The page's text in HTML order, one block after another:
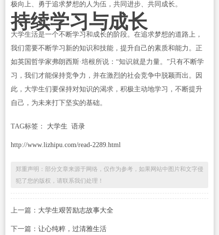
极向上、勇于追求梦想的人为伍，共同进步、共同成长。
持续学习与成长
大学生活是一个不断学习和成长的阶段。在追求梦想的道路上，
我们需要不断学习新的知识和技能，提升自己的素质和能力。正
如英国哲学家弗朗西斯·培根所说：“知识就是力量。”只有不断学
习，我们才能保持竞争力，并在激烈的社会竞争中脱颖而出。因
此，大学生们要保持对知识的渴求，积极主动地学习，不断提升
自己，为未来打下坚实的基础。
TAG标签： 大学生 语录
http://www.lizhipu.com/read-2289.html
郑重声明：部分文章来源于网络，仅作为参考，如果网站中图片和文字侵
犯了您的版权，请联系我们处理！
上一篇： 大学生艰苦励志故事大全
下一篇： 让心纯粹，过清雅生活